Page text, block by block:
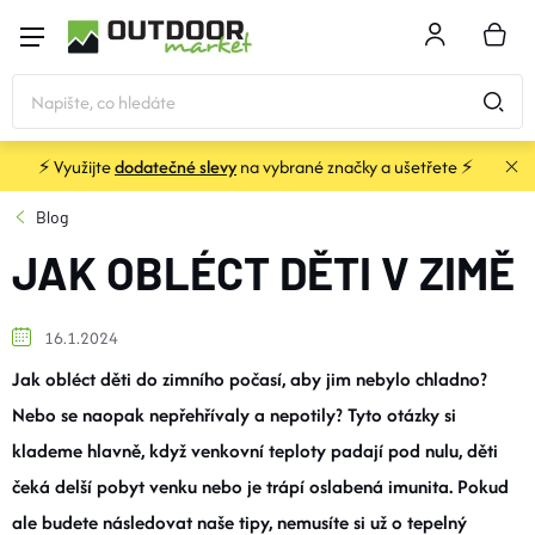
obsah
KOŠÍK
STANY
SPACÁKY
BATOHY A TAŠKY
KARIMATKY
OBLEČENÍ
⚡ Využijtedodatečné slevyna vybrané značky a ušetřete ⚡
Blog
JAK OBLÉCT DĚTI V ZIMĚ
16.1.2024
Jak obléct děti do zimního počasí, aby jim nebylo chladno?
Nebo se naopak nepřehřívaly a nepotily? Tyto otázky si
klademe hlavně, když venkovní teploty padají pod nulu, děti
čeká delší pobyt venku nebo je trápí oslabená imunita. Pokud
ale budete následovat naše tipy, nemusíte si už o tepelný